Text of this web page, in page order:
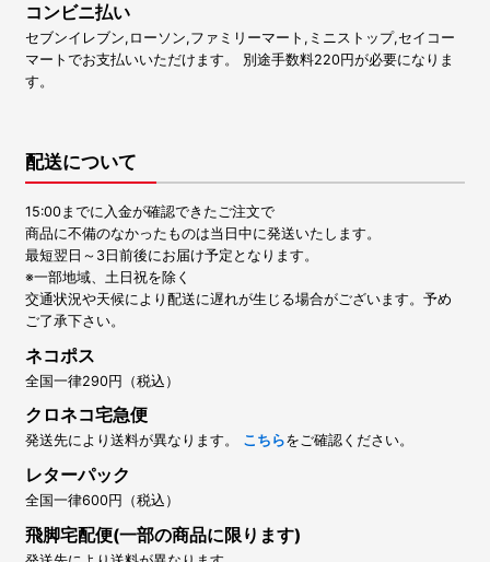
コンビニ払い
セブンイレブン,ローソン,ファミリーマート,ミニストップ,セイコー
マートでお支払いいただけます。 別途手数料220円が必要になりま
す。
配送について
15:00までに入金が確認できたご注文で
商品に不備のなかったものは当日中に発送いたします。
最短翌日～3日前後にお届け予定となります。
※一部地域、土日祝を除く
交通状況や天候により配送に遅れが生じる場合がございます。予め
ご了承下さい。
ネコポス
全国一律290円（税込）
クロネコ宅急便
発送先により送料が異なります。 こちらをご確認ください。
レターパック
全国一律600円（税込）
飛脚宅配便(一部の商品に限ります)